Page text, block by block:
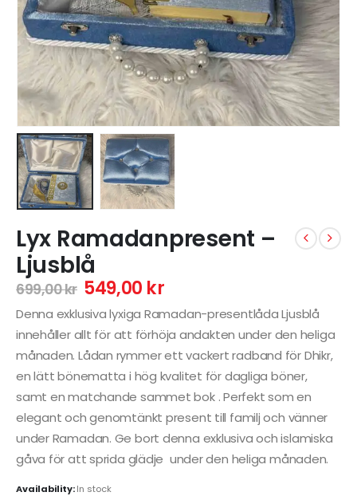
Lyx Ramadanpresent –
Ljusblå
699,00kr 549,00 kr
Denna exklusiva lyxiga Ramadan-presentlåda Ljusblå
innehåller allt för att förhöja andakten under den heliga
månaden. Lådan rymmer ett vackert radband för Dhikr,
en lätt bönematta i hög kvalitet för dagliga böner,
samt en matchande sammet bok . Perfekt som en
elegant och genomtänkt present till familj och vänner
under Ramadan. Ge bort denna exklusiva och islamiska
gåva för att sprida glädje under den heliga månaden.
Availability:In stock